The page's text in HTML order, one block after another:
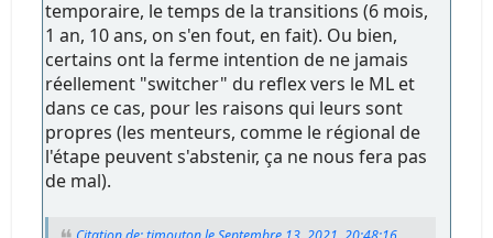
temporaire, le temps de la transitions (6 mois,
1 an, 10 ans, on s'en fout, en fait). Ou bien,
certains ont la ferme intention de ne jamais
réellement "switcher" du reflex vers le ML et
dans ce cas, pour les raisons qui leurs sont
propres (les menteurs, comme le régional de
l'étape peuvent s'abstenir, ça ne nous fera pas
de mal).